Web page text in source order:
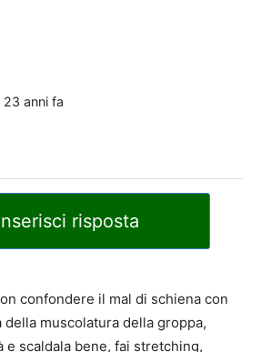
23 anni fa
risposta
confondere il mal di schiena con
muscolatura della groppa,
e scaldala bene, fai stretching,